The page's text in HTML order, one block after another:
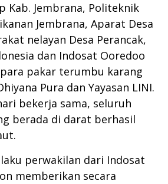
Kab. Jembrana, Politeknik
Jembrana, Aparat Desa
nelayan Desa Perancak,
dan Indosat Ooredoo
pakar terumbu karang
Pura dan Yayasan LINI.
bekerja sama, seluruh
berada di darat berhasil
perwakilan dari Indosat
memberikan secara